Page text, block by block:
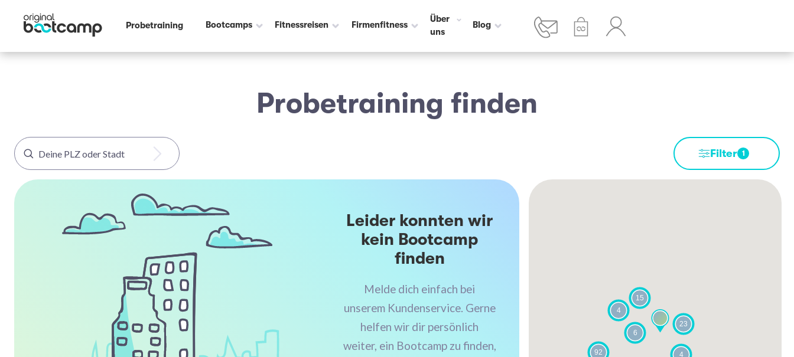
Probetraining Bootcamps Fitnessreisen Firmenfitness
Über
uns
Blog
Probetraining finden
Filter 1
Leider konnten wir
kein Bootcamp
finden
Melde dich einfach bei
unserem Kundenservice. Gerne
helfen wir dir persönlich
weiter, ein Bootcamp zu finden,